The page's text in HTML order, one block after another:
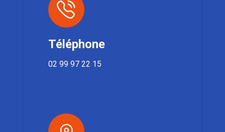
Téléphone
02 99 97 22 15